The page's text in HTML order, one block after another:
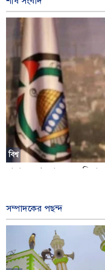
বিশ্ব
হামাস: দখলদারদের
ইরানের সেনাবাহিনী সর্বোচ্চ
'ইরানের নিজস্ব প্রযুক্তি
সম্পাদকের পছন্দ